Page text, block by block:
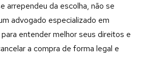
arrependeu da escolha, não se
advogado especializado em
entender melhor seus direitos e
a compra de forma legal e